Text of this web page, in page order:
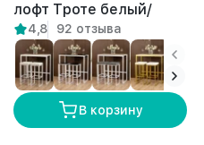
лофт Троте белый/
амаретто
4,8 92 отзыва
В корзину